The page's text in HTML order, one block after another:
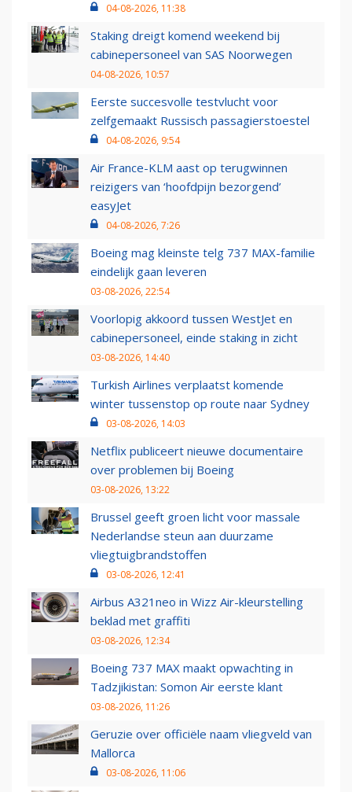
04-08-2026, 11:38
Staking dreigt komend weekend bij
cabinepersoneel van SAS Noorwegen
04-08-2026, 10:57
Eerste succesvolle testvlucht voor
zelfgemaakt Russisch passagierstoestel
04-08-2026, 9:54
Air France-KLM aast op terugwinnen
reizigers van ‘hoofdpijn bezorgend’
easyJet
04-08-2026, 7:26
Boeing mag kleinste telg 737 MAX-familie
eindelijk gaan leveren
03-08-2026, 22:54
Voorlopig akkoord tussen WestJet en
cabinepersoneel, einde staking in zicht
03-08-2026, 14:40
Turkish Airlines verplaatst komende
winter tussenstop op route naar Sydney
03-08-2026, 14:03
Netflix publiceert nieuwe documentaire
over problemen bij Boeing
03-08-2026, 13:22
Brussel geeft groen licht voor massale
Nederlandse steun aan duurzame
vliegtuigbrandstoffen
03-08-2026, 12:41
Airbus A321neo in Wizz Air-kleurstelling
beklad met graffiti
03-08-2026, 12:34
Boeing 737 MAX maakt opwachting in
Tadzjikistan: Somon Air eerste klant
03-08-2026, 11:26
Geruzie over officiële naam vliegveld van
Mallorca
03-08-2026, 11:06